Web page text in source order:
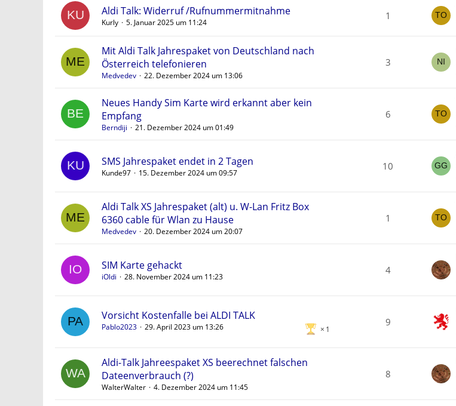
Aldi Talk: Widerruf /Rufnummermitnahme
Kurly 5. Januar 2025 um 11:24
1
Mit Aldi Talk Jahrespaket von Deutschland nach
Österreich telefonieren
Medvedev 22. Dezember 2024 um 13:06
3
Neues Handy Sim Karte wird erkannt aber kein
Empfang
Berndiji 21. Dezember 2024 um 01:49
6
SMS Jahrespaket endet in 2 Tagen
Kunde97 15. Dezember 2024 um 09:57
10
Aldi Talk XS Jahrespaket (alt) u. W-Lan Fritz Box
6360 cable für Wlan zu Hause
Medvedev 20. Dezember 2024 um 20:07
1
SIM Karte gehackt
iOldi 28. November 2024 um 11:23
4
Vorsicht Kostenfalle bei ALDI TALK
1
Pablo2023 29. April 2023 um 13:26 9
Aldi-Talk Jahreespaket XS beerechnet falschen
Dateenverbrauch (?)
WalterWalter 4. Dezember 2024 um 11:45
8